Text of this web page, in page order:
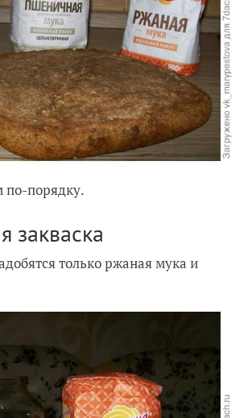
по-порядку.
закваска
только ржаная мука и